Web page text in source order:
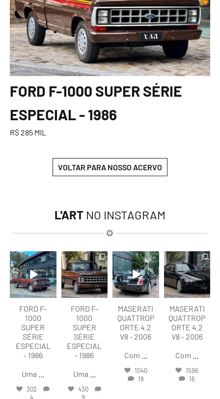
FORD F-1000 SUPER SÉRIE
ESPECIAL - 1986
R$ 285 MIL
VOLTAR PARA NOSSO ACERVO
L'ART NO INSTAGRAM
lart.br
Ago 7
FORD F-
1000
SUPER
SÉRIE
ESPECIAL
- 1986
Uma
302
4
lart.br
Ago 7
FORD F-
1000
SUPER
SÉRIE
ESPECIAL
- 1986
Uma
430
9
lart.br
Ago 6
MASERATI
QUATTROP
ORTE 4.2
V8 - 2006
Com
1040
18
lart.br
Ago 6
MASERATI
QUATTROP
ORTE 4.2
V8 - 2006
Com
1596
16